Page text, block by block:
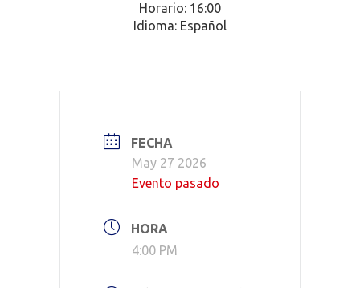
Horario: 16:00
Idioma: Español
FECHA
May 27 2026
Evento pasado
HORA
4:00 PM